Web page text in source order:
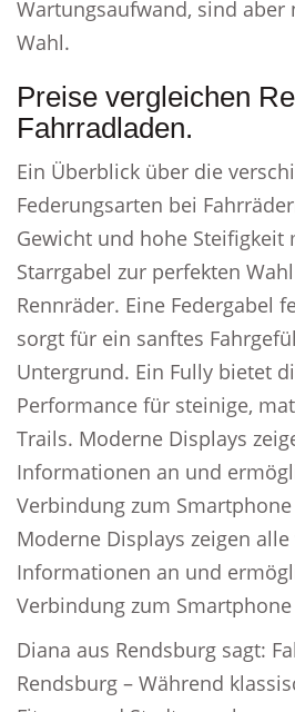
Wartungsaufwand, sind
Wahl.
Preise vergleichen
Fahrradladen.
Ein Überblick über die
Federungsarten bei
Gewicht und hohe Steifigkeit
Starrgabel zur perfekten
Rennräder. Eine Federgabel
sorgt für ein sanftes
Untergrund. Ein Fully bietet
Performance für steinige,
Trails. Moderne Displays
Informationen an und
Verbindung zum
Moderne Displays zeigen
Informationen an und
Verbindung zum
Diana aus Rendsburg sagt:
Rendsburg – Während